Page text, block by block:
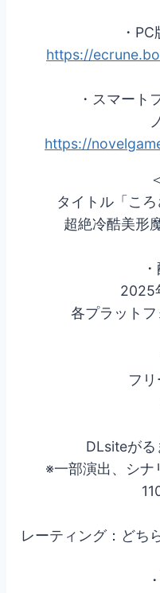
・
https://
・スマート
https://
タイトル「ころ
超絶冷酷美形
2025
各プラット
フ
DLsiteがる
※一部演出、シナ
レーティング：どち